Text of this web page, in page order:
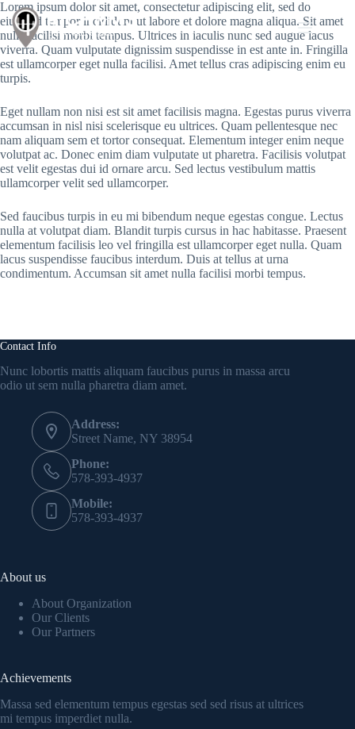
Saltar
al
contenido
Lorem ipsum dolor sit amet, consectetur adipiscing elit, sed do
eiusmod tempor incididunt ut labore et dolore magna aliqua. Sit amet
nulla facilisi morbi tempus. Ultrices in iaculis nunc sed augue lacus
viverra. Quam vulputate dignissim suspendisse in est ante in. Fringilla
est ullamcorper eget nulla facilisi. Amet tellus cras adipiscing enim eu
turpis.
Eget nullam non nisi est sit amet facilisis magna. Egestas purus viverra
accumsan in nisl nisi scelerisque eu ultrices. Quam pellentesque nec
nam aliquam sem et tortor consequat. Elementum integer enim neque
volutpat ac. Donec enim diam vulputate ut pharetra. Facilisis volutpat
est velit egestas dui id ornare arcu. Sed lectus vestibulum mattis
ullamcorper velit sed ullamcorper.
Sed faucibus turpis in eu mi bibendum neque egestas congue. Lectus
nulla at volutpat diam. Blandit turpis cursus in hac habitasse. Praesent
elementum facilisis leo vel fringilla est ullamcorper eget nulla. Quam
lacus suspendisse faucibus interdum. Duis at tellus at urna
condimentum. Accumsan sit amet nulla facilisi morbi tempus.
Contact Info
Nunc lobortis mattis aliquam faucibus purus in massa arcu
odio ut sem nulla pharetra diam amet.
Address:
Street Name, NY 38954
Phone:
578-393-4937
Mobile:
578-393-4937
About us
About Organization
Our Clients
Our Partners
Achievements
Massa sed elementum tempus egestas sed sed risus at ultrices
mi tempus imperdiet nulla.